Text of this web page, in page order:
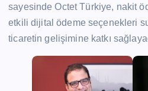
sayesinde Octet Türkiye, nakit
etkili dijital ödeme seçenekleri
ticaretin gelişimine katkı